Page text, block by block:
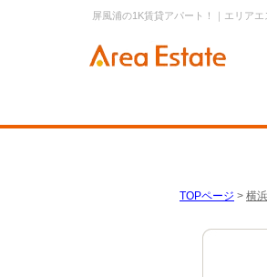
屏風浦の1K賃貸アパート！｜エリアエ
TOPページ > 横